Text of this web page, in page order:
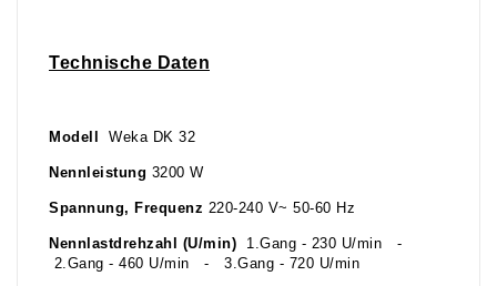
Technische Daten
Modell Weka DK 32
Nennleistung 3200 W
Spannung, Frequenz 220-240 V~ 50-60 Hz
Nennlastdrehzahl (U/min) 1.Gang - 230 U/min -
2.Gang - 460 U/min - 3.Gang - 720 U/min